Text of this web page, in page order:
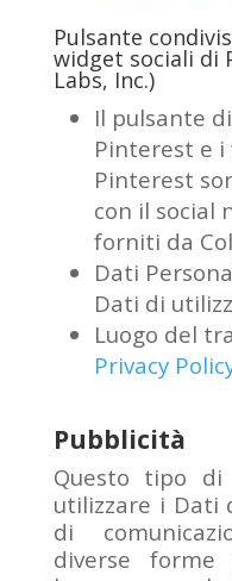
Pulsante
widget sociali di
Labs, Inc.)
Il pulsante
Pinterest e i
Pinterest
con il social
forniti da
Dati
Dati di
Luogo del
Privacy
Pubblicità
Questo tipo di
utilizzare i Dati
di
diverse